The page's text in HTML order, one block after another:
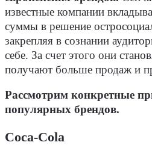
известные компании
суммы в решение
закрепляя в сознании
себе. За счет этого они
получают больше продаж и
Рассмотрим конкретные
популярных брендов.
Coca-Cola